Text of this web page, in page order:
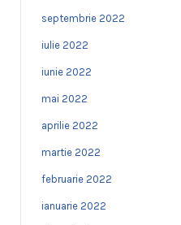
septembrie 2022
iulie 2022
iunie 2022
mai 2022
aprilie 2022
martie 2022
februarie 2022
ianuarie 2022